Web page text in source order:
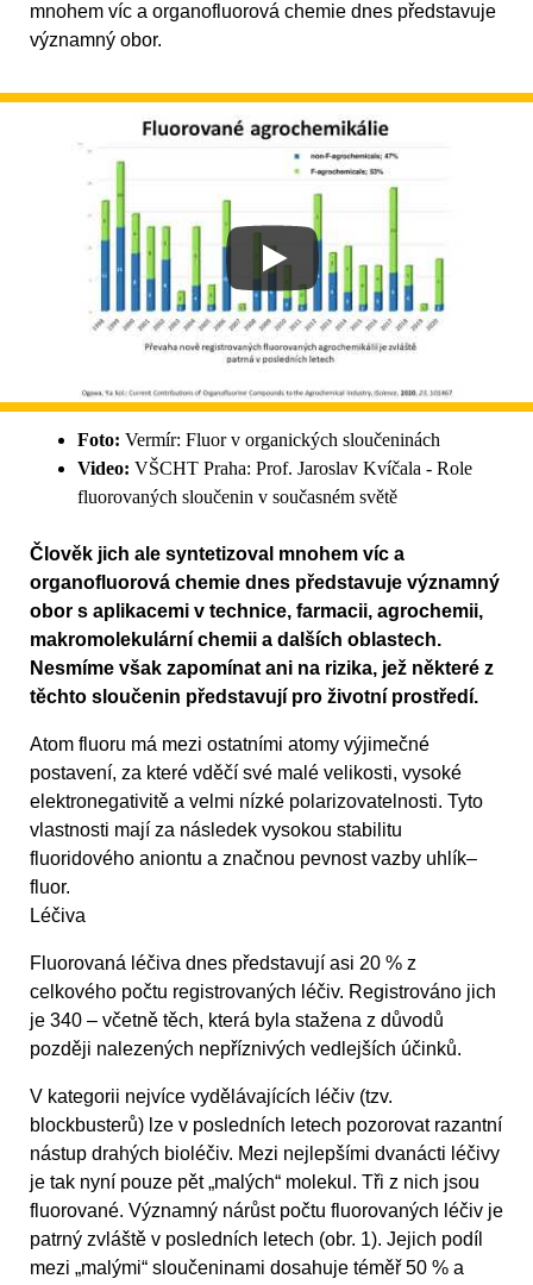
mnohem víc a organofluorová chemie dnes představuje
významný obor.
Foto: Vermír: Fluor v organických sloučeninách
Video: VŠCHT Praha: Prof. Jaroslav Kvíčala - Role
fluorovaných sloučenin v současném světě
Člověk jich ale syntetizoval mnohem víc a
organofluorová chemie dnes představuje významný
obor s aplikacemi v technice, farmacii, agrochemii,
makromolekulární chemii a dalších oblastech.
Nesmíme však zapomínat ani na rizika, jež některé z
těchto sloučenin představují pro životní prostředí.
Atom fluoru má mezi ostatními atomy výjimečné
postavení, za které vděčí své malé velikosti, vysoké
elektronegativitě a velmi nízké polarizovatelnosti. Tyto
vlastnosti mají za následek vysokou stabilitu
fluoridového aniontu a značnou pevnost vazby uhlík–
fluor.
Léčiva
Fluorovaná léčiva dnes představují asi 20 % z
celkového počtu registrovaných léčiv. Registrováno jich
je 340 – včetně těch, která byla stažena z důvodů
později nalezených nepříznivých vedlejších účinků.
V kategorii nejvíce vydělávajících léčiv (tzv.
blockbusterů) lze v posledních letech pozorovat razantní
nástup drahých bioléčiv. Mezi nejlepšími dvanácti léčivy
je tak nyní pouze pět „malých“ molekul. Tři z nich jsou
fluorované. Významný nárůst počtu fluorovaných léčiv je
patrný zvláště v posledních letech (obr. 1). Jejich podíl
mezi „malými“ sloučeninami dosahuje téměř 50 % a